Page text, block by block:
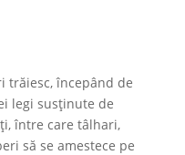
trăiesc, începând de
legi susţinute de
între care tâlhari,
să se amestece pe